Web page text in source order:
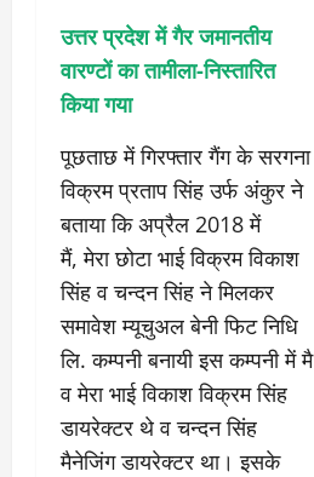
उत्तर प्रदेश में गैर जमानतीय
वारण्टों का तामीला-निस्तारित
किया गया
पूछताछ में गिरफ्तार गैंग के सरगना
विक्रम प्रताप सिंह उर्फ अंकुर ने
बताया कि अप्रैल 2018 में
मैं, मेरा छोटा भाई विक्रम विकाश
सिंह व चन्दन सिंह ने मिलकर
समावेश म्यूचुअल बेनी फिट निधि
लि. कम्पनी बनायी इस कम्पनी में मै
व मेरा भाई विकाश विक्रम सिंह
डायरेक्टर थे व चन्दन सिंह
मैनेजिंग डायरेक्टर था। इसके